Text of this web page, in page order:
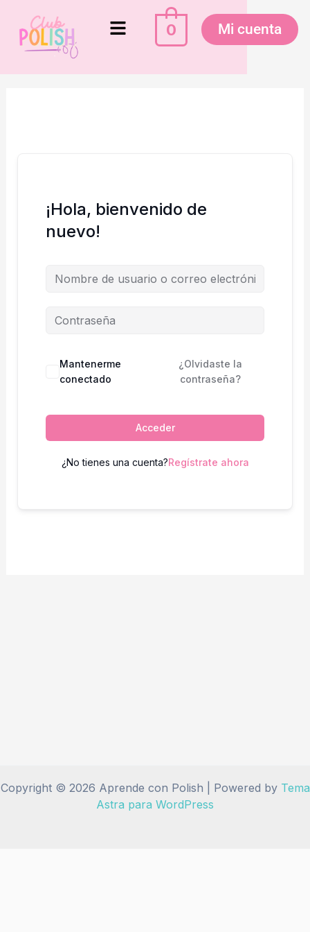
contenido
Menú 0 Mi cuenta
¡Hola, bienvenido de
nuevo!
Mantenerme
conectado
¿Olvidaste la
contraseña?
Acceder
¿No tienes una cuenta?Regístrate ahora
Copyright © 2026 Aprende con Polish | Powered by Tema
Astra para WordPress